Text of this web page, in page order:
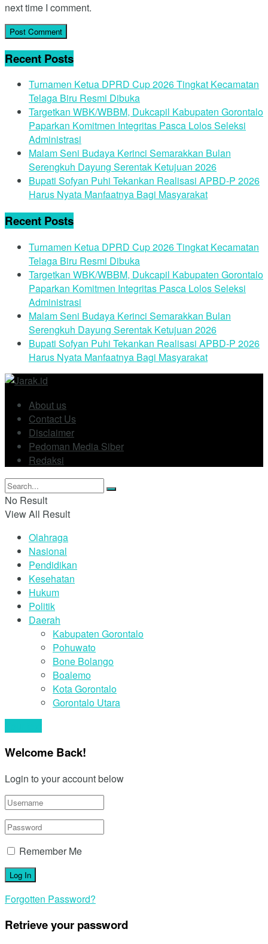
next time I comment.
Recent Posts
Turnamen Ketua DPRD Cup 2026 Tingkat Kecamatan
Telaga Biru Resmi Dibuka
Targetkan WBK/WBBM, Dukcapil Kabupaten Gorontalo
Paparkan Komitmen Integritas Pasca Lolos Seleksi
Administrasi
Malam Seni Budaya Kerinci Semarakkan Bulan
Serengkuh Dayung Serentak Ketujuan 2026
Bupati Sofyan Puhi Tekankan Realisasi APBD-P 2026
Harus Nyata Manfaatnya Bagi Masyarakat
Recent Posts
Turnamen Ketua DPRD Cup 2026 Tingkat Kecamatan
Telaga Biru Resmi Dibuka
Targetkan WBK/WBBM, Dukcapil Kabupaten Gorontalo
Paparkan Komitmen Integritas Pasca Lolos Seleksi
Administrasi
Malam Seni Budaya Kerinci Semarakkan Bulan
Serengkuh Dayung Serentak Ketujuan 2026
Bupati Sofyan Puhi Tekankan Realisasi APBD-P 2026
Harus Nyata Manfaatnya Bagi Masyarakat
About us
Contact Us
Disclaimer
Pedoman Media Siber
Redaksi
No Result
View All Result
Olahraga
Nasional
Pendidikan
Kesehatan
Hukum
Politik
Daerah
Kabupaten Gorontalo
Pohuwato
Bone Bolango
Boalemo
Kota Gorontalo
Gorontalo Utara
Welcome Back!
Login to your account below
Remember Me
Forgotten Password?
Retrieve your password